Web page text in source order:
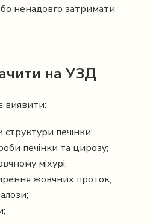
ненадовго затримати
на УЗД
виявити:
структури печінки;
печінки та цирозу;
міхурі;
жовчних проток;